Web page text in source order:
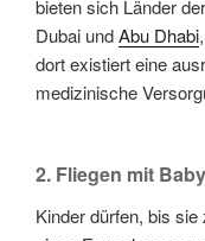
bieten sich Länder
Dubai undAbu Dhabi
dort existiert eine
medizinische
2. Fliegen mit
Kinder dürfen, bis